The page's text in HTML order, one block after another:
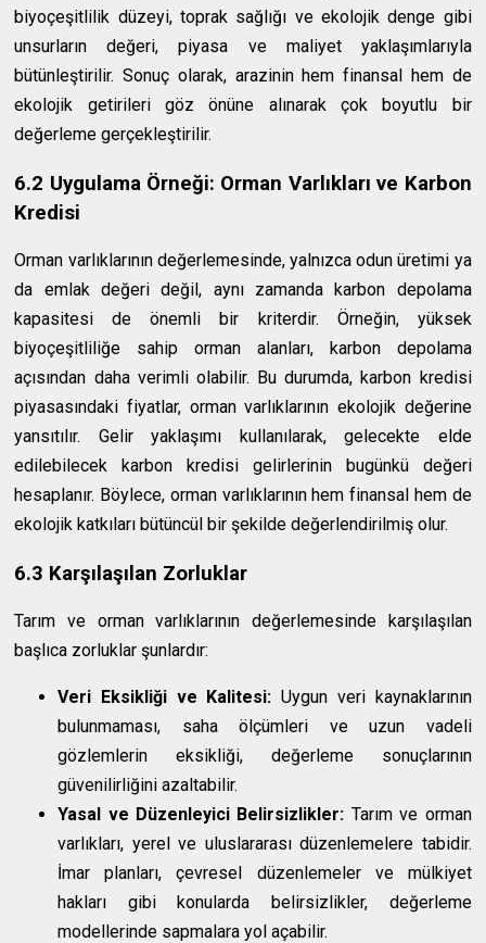
biyoçeşitlilik düzeyi, toprak sağlığı ve ekolojik denge gibi
unsurların değeri, piyasa ve maliyet yaklaşımlarıyla
bütünleştirilir. Sonuç olarak, arazinin hem finansal hem de
ekolojik getirileri göz önüne alınarak çok boyutlu bir
değerleme gerçekleştirilir.
6.2 Uygulama Örneği: Orman Varlıkları ve Karbon
Kredisi
Orman varlıklarının değerlemesinde, yalnızca odun üretimi ya
da emlak değeri değil, aynı zamanda karbon depolama
kapasitesi de önemli bir kriterdir. Örneğin, yüksek
biyoçeşitliliğe sahip orman alanları, karbon depolama
açısından daha verimli olabilir. Bu durumda, karbon kredisi
piyasasındaki fiyatlar, orman varlıklarının ekolojik değerine
yansıtılır. Gelir yaklaşımı kullanılarak, gelecekte elde
edilebilecek karbon kredisi gelirlerinin bugünkü değeri
hesaplanır. Böylece, orman varlıklarının hem finansal hem de
ekolojik katkıları bütüncül bir şekilde değerlendirilmiş olur.
6.3 Karşılaşılan Zorluklar
Tarım ve orman varlıklarının değerlemesinde karşılaşılan
başlıca zorluklar şunlardır:
Veri Eksikliği ve Kalitesi: Uygun veri kaynaklarının
bulunmaması, saha ölçümleri ve uzun vadeli
gözlemlerin eksikliği, değerleme sonuçlarının
güvenilirliğini azaltabilir.
Yasal ve Düzenleyici Belirsizlikler: Tarım ve orman
varlıkları, yerel ve uluslararası düzenlemelere tabidir.
İmar planları, çevresel düzenlemeler ve mülkiyet
hakları gibi konularda belirsizlikler, değerleme
modellerinde sapmalara yol açabilir.